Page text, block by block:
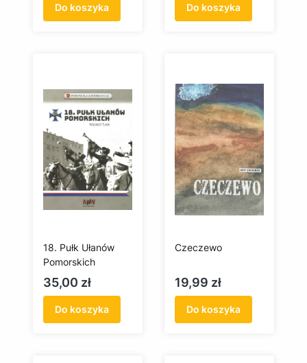
Do koszyka Do koszyka
18. Pułk Ułanów
Pomorskich
Cena
35,00 zł
Do koszyka
Czeczewo
Cena
19,99 zł
Do koszyka